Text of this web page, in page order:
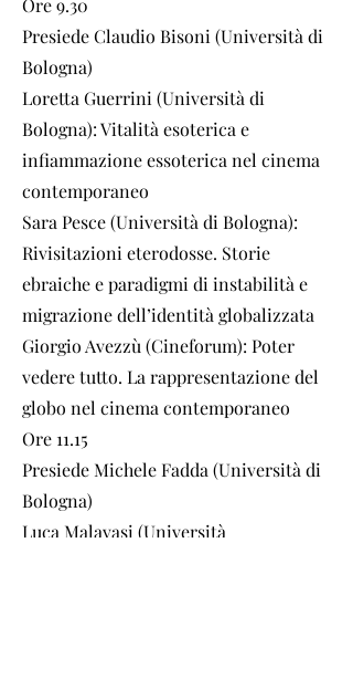
Ore 9.30
Presiede Claudio Bisoni (Università di
Bologna)
Loretta Guerrini (Università di
Bologna): Vitalità esoterica e
infiammazione essoterica nel cinema
contemporaneo
Sara Pesce (Università di Bologna):
Rivisitazioni eterodosse. Storie
ebraiche e paradigmi di instabilità e
migrazione dell’identità globalizzata
Giorgio Avezzù (Cineforum): Poter
vedere tutto. La rappresentazione del
globo nel cinema contemporaneo
Ore 11.15
Presiede Michele Fadda (Università di
Bologna)
Luca Malavasi (Università